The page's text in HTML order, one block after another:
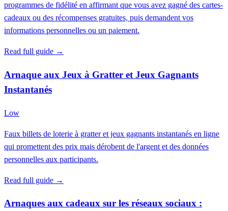
programmes de fidélité en affirmant que vous avez gagné des cartes-
cadeaux ou des récompenses gratuites, puis demandent vos
informations personnelles ou un paiement.
Read full guide →
Arnaque aux Jeux à Gratter et Jeux Gagnants
Instantanés
Low
Faux billets de loterie à gratter et jeux gagnants instantanés en ligne
qui promettent des prix mais dérobent de l'argent et des données
personnelles aux participants.
Read full guide →
Arnaques aux cadeaux sur les réseaux sociaux :